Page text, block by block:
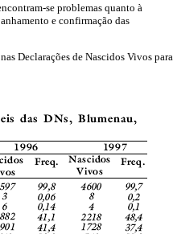
se problemas quanto à
e confirmação das
Declarações de Nascidos Vivos para